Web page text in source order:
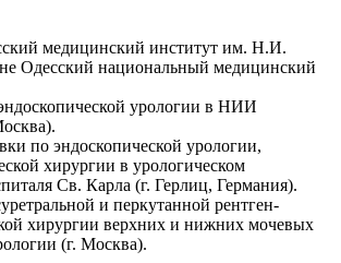
медицинский институт им. Н.И.
Одесский национальный медицинский
урологии в НИИ
по эндоскопической урологии,
хирургии в урологическом
Св. Карла (г. Герлиц, Германия).
и перкутанной рентген-
хирургии верхних и нижних мочевых
(г. Москва).